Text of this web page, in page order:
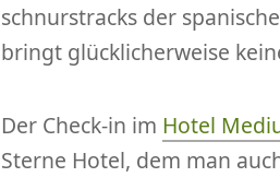
schnurstracks der
bringt glücklicherweise
Der Check-in im Hotel
Sterne Hotel, dem man